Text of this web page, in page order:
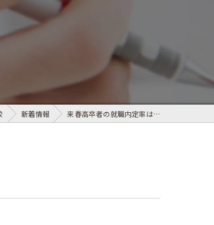
高校生
テスト
新着情報 来春高卒者の就職内定率は…